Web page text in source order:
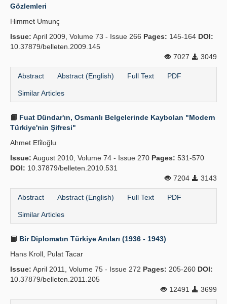
Gözlemleri
Himmet Umunç
Issue: April 2009, Volume 73 - Issue 266 Pages: 145-164 DOI:
10.37879/belleten.2009.145
7027
3049
Abstract Abstract (English) Full Text PDF
Similar Articles
Fuat Dündar'ın, Osmanlı Belgelerinde Kaybolan "Modern
Türkiye'nin Şifresi"
Ahmet Efi̇loğlu
Issue: August 2010, Volume 74 - Issue 270 Pages: 531-570
DOI: 10.37879/belleten.2010.531
7204
3143
Abstract Abstract (English) Full Text PDF
Similar Articles
Bir Diplomatın Türkiye Anıları (1936 - 1943)
Hans Kroll, Pulat Tacar
Issue: April 2011, Volume 75 - Issue 272 Pages: 205-260 DOI:
10.37879/belleten.2011.205
12491
3699